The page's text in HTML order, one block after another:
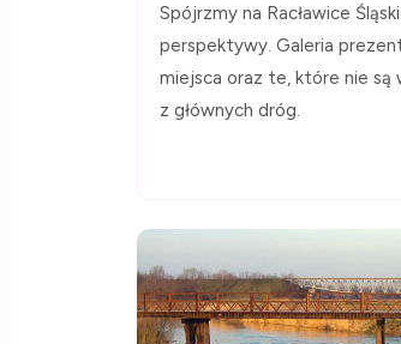
Spójrzmy na Racławice
perspektywy. Galeria
miejsca oraz te, które nie są
z głównych dróg.